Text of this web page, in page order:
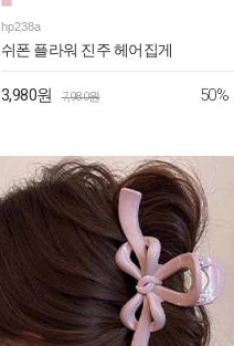
hp238a
쉬폰 플라워 진주 헤어집게
3,980원 7,980원 50%